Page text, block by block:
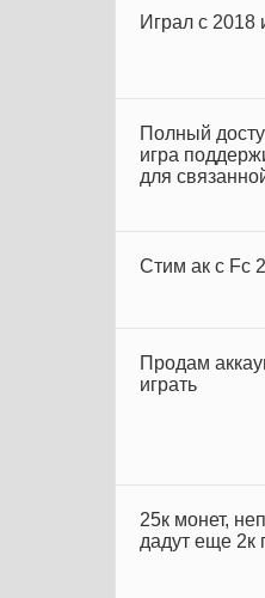
Играл с 2018
Полный
игра
для
Стим ак с Fc
Продам
играть
25к монет,
дадут еще 2к